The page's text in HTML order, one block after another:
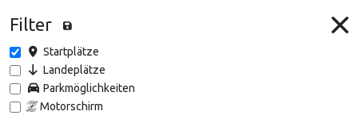
Filter
Startplätze
Landeplätze
Parkmöglichkeiten
Motorschirm